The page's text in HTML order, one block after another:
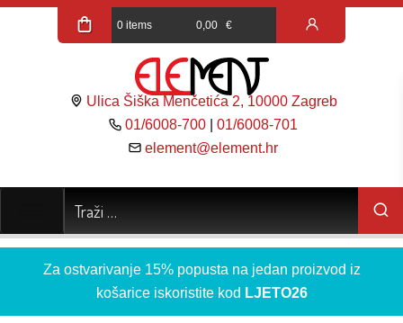
0 items 0,00 €
Ulica Šiška Menčetića 2, 10000 Zagreb
01/6008-700 |01/6008-701
element@element.hr
Za ostvarivanje 15% popusta na jedan proizvod iz
košarice iskoristite kod LJETO26